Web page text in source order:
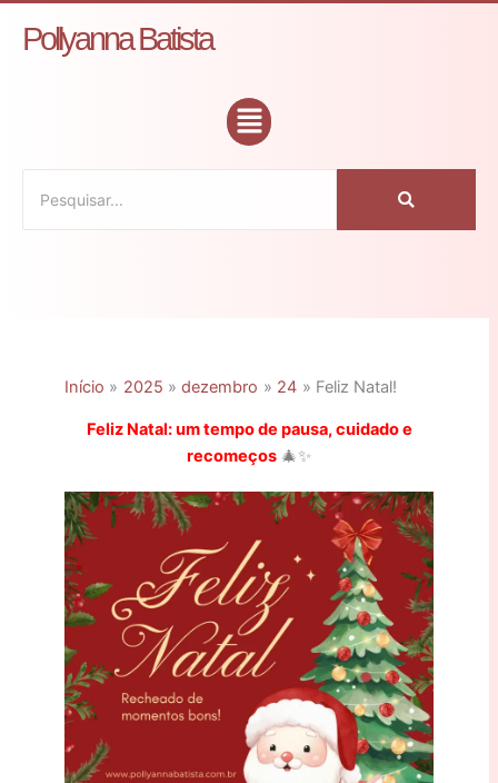
paraPollyanna Batista
Flyout
Menu
Início 2025 dezembro 24 Feliz Natal!
Feliz Natal: um tempo de pausa, cuidado e
recomeços 🎄✨
a